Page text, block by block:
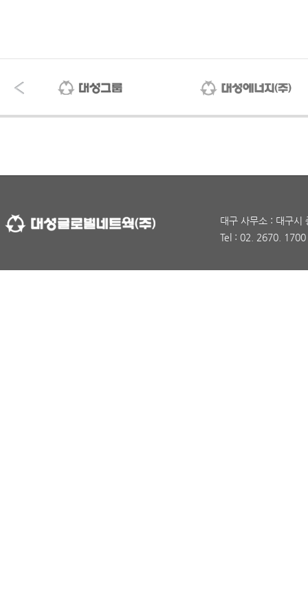
대구 사무소 : 대구시
Tel : 02. 2670.